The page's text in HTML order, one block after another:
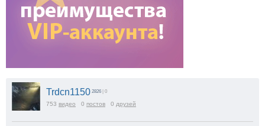
Trdcn1150 2826 | 0
753 видео 0 постов 0 друзей